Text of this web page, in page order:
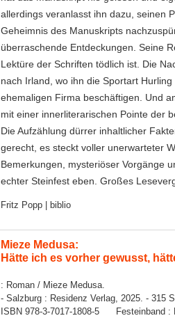
allerdings veranlasst ihn dazu, seinen
Geheimnis des Manuskripts
überraschende Entdeckungen. Seine
Lektüre der Schriften tödlich ist. Die
nach Irland, wo ihn die Sportart
ehemaligen Firma beschäftigen. Und
mit einer innerliterarischen Pointe der
Die Aufzählung dürrer inhaltlicher
gerecht, es steckt voller unerwarteter
Bemerkungen, mysteriöser Vorgänge
echter Steinfest eben. Großes
Fritz Popp | biblio
Mieze Medusa:
Hätte ich es vorher gewusst,
: Roman / Mieze Medusa.
- Salzburg : Residenz Verlag, 2025. - 315
ISBN 978-3-7017-1808-5 Festeinband :